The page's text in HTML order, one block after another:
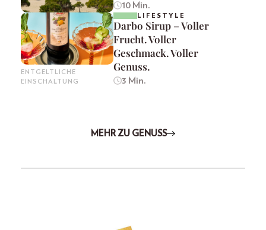
10 Min.
ENTGELTLICHE
EINSCHALTUNG
LIFESTYLE
Darbo Sirup – Voller
Frucht. Voller
Geschmack. Voller
Genuss.
3 Min.
MEHR ZU GENUSS